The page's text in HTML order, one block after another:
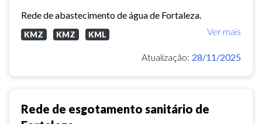
Rede de abastecimento de água de Fortaleza.
Ver mais
KMZ KMZ KML
Atualização: 28/11/2025
Rede de esgotamento sanitário de